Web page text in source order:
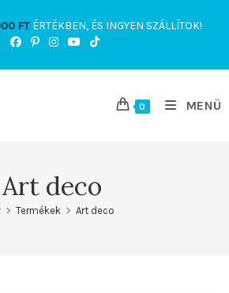
FT ÉRTÉKBEN, ÉS INGYEN SZÁLLÍTOK!
0 MENÜ
Art deco
> Termékek > Art deco